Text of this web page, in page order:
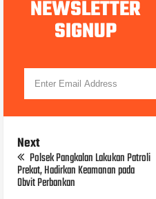
NEWSLETTER
SIGNUP
Next
Polsek Pangkalan Lakukan Patroli
Prekat, Hadirkan Keamanan pada
Obvit Perbankan